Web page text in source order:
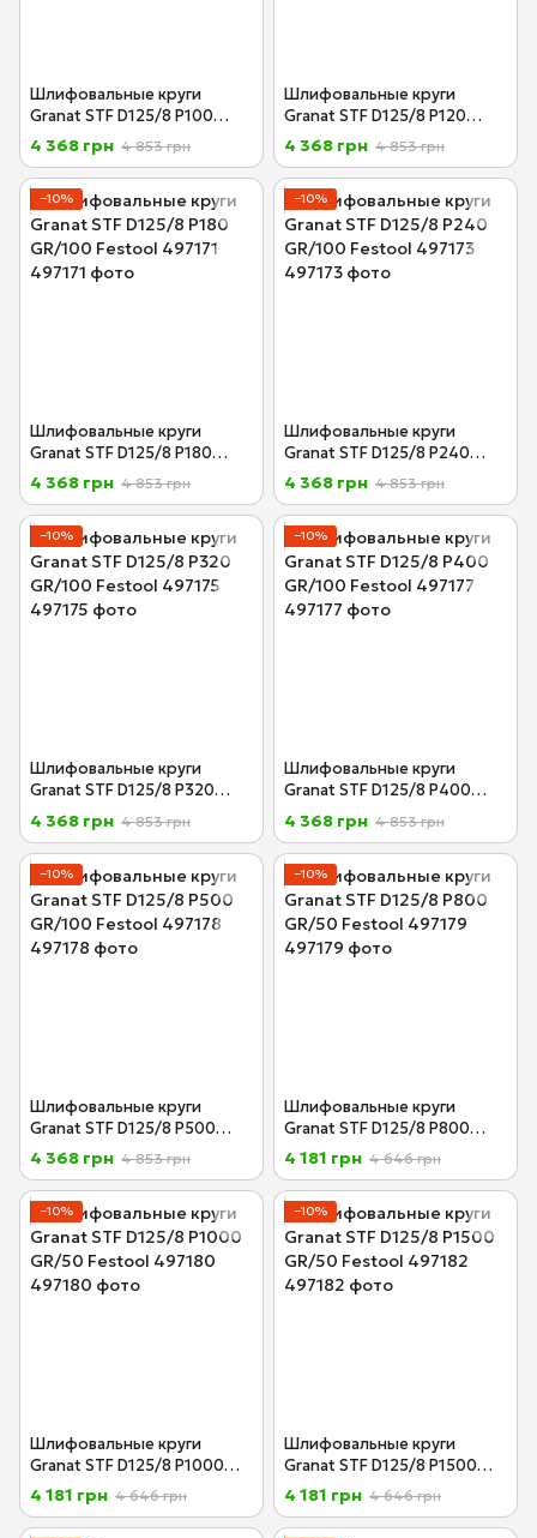
Шлифовальные круги
Granat STF D125/8 P100
GR/100 Festool 497168
4 368 грн 4 853 грн
Шлифовальные круги
Granat STF D125/8 P120
GR/100 Festool 497169
4 368 грн 4 853 грн
−10%
Шлифовальные круги
Granat STF D125/8 P180
GR/100 Festool 497171
4 368 грн 4 853 грн
−10%
Шлифовальные круги
Granat STF D125/8 P240
GR/100 Festool 497173
4 368 грн 4 853 грн
−10%
Шлифовальные круги
Granat STF D125/8 P320
GR/100 Festool 497175
4 368 грн 4 853 грн
−10%
Шлифовальные круги
Granat STF D125/8 P400
GR/100 Festool 497177
4 368 грн 4 853 грн
−10%
Шлифовальные круги
Granat STF D125/8 P500
GR/100 Festool 497178
4 368 грн 4 853 грн
−10%
Шлифовальные круги
Granat STF D125/8 P800
GR/50 Festool 497179
4 181 грн 4 646 грн
−10%
Шлифовальные круги
Granat STF D125/8 P1000
GR/50 Festool 497180
4 181 грн 4 646 грн
−10%
Шлифовальные круги
Granat STF D125/8 P1500
GR/50 Festool 497182
4 181 грн 4 646 грн